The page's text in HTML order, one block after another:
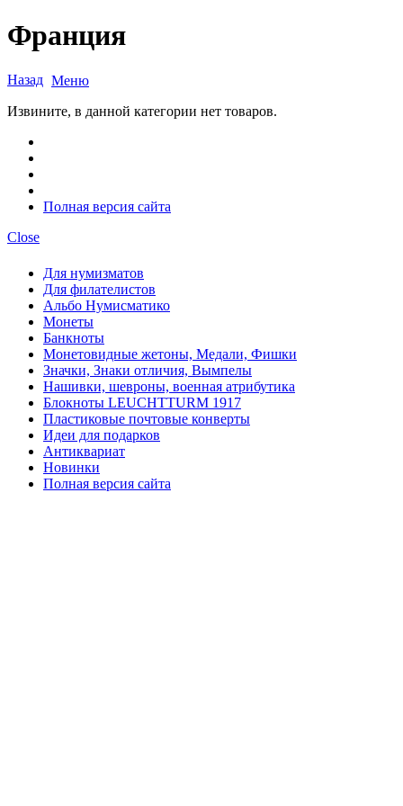
Франция
Назад Меню
Извините, в данной категории нет товаров.
Полная версия сайта
Close
Для нумизматов
Для филателистов
Альбо Нумисматико
Монеты
Банкноты
Монетовидные жетоны, Медали, Фишки
Значки, Знаки отличия, Вымпелы
Нашивки, шевроны, военная атрибутика
Блокноты LEUCHTTURM 1917
Пластиковые почтовые конверты
Идеи для подарков
Антиквариат
Новинки
Полная версия сайта